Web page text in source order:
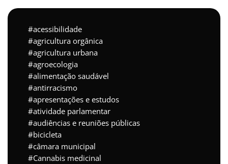
acessibilidade
agricultura orgânica
agricultura urbana
agroecologia
alimentação saudável
antirracismo
apresentações e estudos
atividade parlamentar
audiências e reuniões públicas
bicicleta
câmara municipal
Cannabis medicinal